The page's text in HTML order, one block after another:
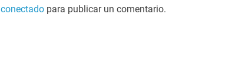
conectadopara publicar un comentario.